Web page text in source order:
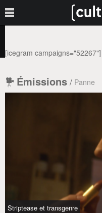
[icegram campaigns="52267"]
Émissions/ Panne
Striptease et transgenre